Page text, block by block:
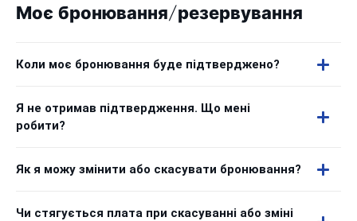
Моє бронювання/резервування
Коли моє бронювання буде підтверджено?
Я не отримав підтвердження. Що мені
робити?
Як я можу змінити або скасувати бронювання?
Чи стягується плата при скасуванні або зміні